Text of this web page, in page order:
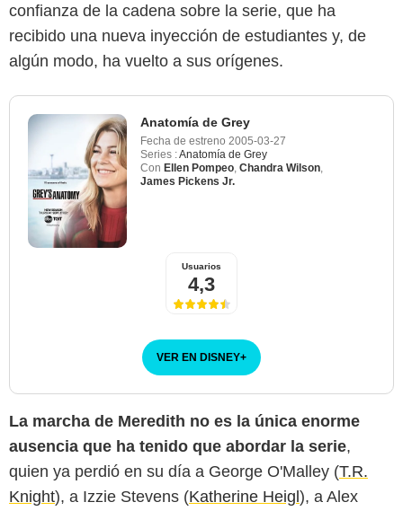
confianza de la cadena sobre la serie, que ha
recibido una nueva inyección de estudiantes y, de
algún modo, ha vuelto a sus orígenes.
Anatomía de Grey
Fecha de estreno 2005-03-27
Series :Anatomía de Grey
Con Ellen Pompeo Chandra Wilson
James Pickens Jr.
Usuarios
4,3
VER EN DISNEY+
La marcha de Meredith no es la única enorme
ausencia que ha tenido que abordar la serie,
quien ya perdió en su día a George O'Malley (T.R.
Knight), a Izzie Stevens (Katherine Heigl), a Alex